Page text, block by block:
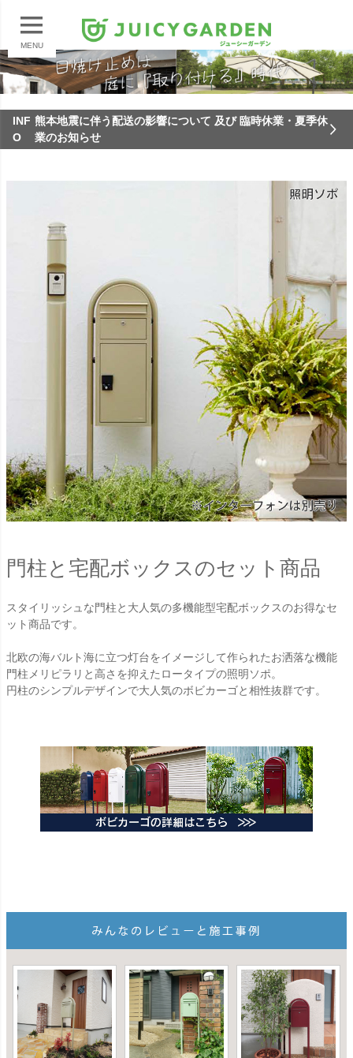
MENU
INF
O
熊本地震に伴う配送の影響について 及び 臨時休業・夏季休
業のお知らせ
門柱と宅配ボックスのセット商品
スタイリッシュな門柱と大人気の多機能型宅配ボックスのお得なセ
ット商品です。
北欧の海バルト海に立つ灯台をイメージして作られたお洒落な機能
門柱メリピラリと高さを抑えたロータイプの照明ソポ。
円柱のシンプルデザインで大人気のボビカーゴと相性抜群です。